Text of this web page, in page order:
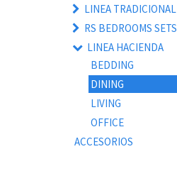
LINEA TRADICIONAL
RS BEDROOMS SETS
LINEA HACIENDA
BEDDING
DINING
LIVING
OFFICE
ACCESORIOS